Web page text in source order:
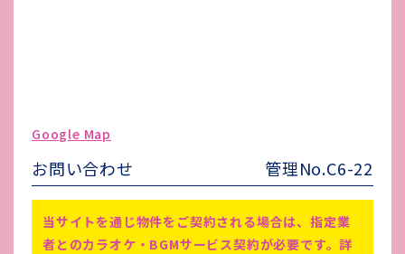
ゴミ処理費
害虫駆除費
備考
分掛かります。
Google Map
お問い合わせ 管理No.C6-22
当サイトを通じ物件をご契約される場合は、指定業
者とのカラオケ・BGMサービス契約が必要です。詳